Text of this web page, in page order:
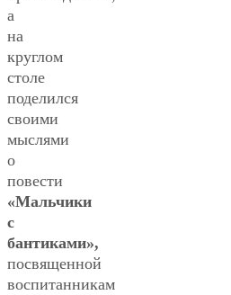
а
на
круглом
столе
поделился
своими
мыслями
о
повести
«Мальчики
с
бантиками»,
посвященной
воспитанникам